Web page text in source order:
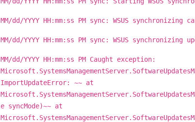
MM/dd/YYYY HH:mm:ss PM sync: WSUS synchronizing
MM/dd/YYYY HH:mm:ss PM sync: WSUS synchronizing
MM/dd/YYYY HH:mm:ss PM Caught exception:
ImportUpdateError: ~~ at
e syncMode)~~ at